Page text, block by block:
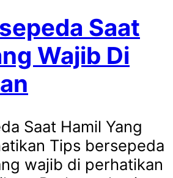
Saat
Wajib Di
Saat Hamil Yang
Tips bersepeda
wajib di perhatikan